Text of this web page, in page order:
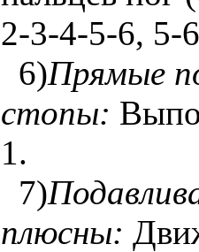
2-3-4-5-6, 5-
6)Прямые
стопы:
1.
7)
плюсны: